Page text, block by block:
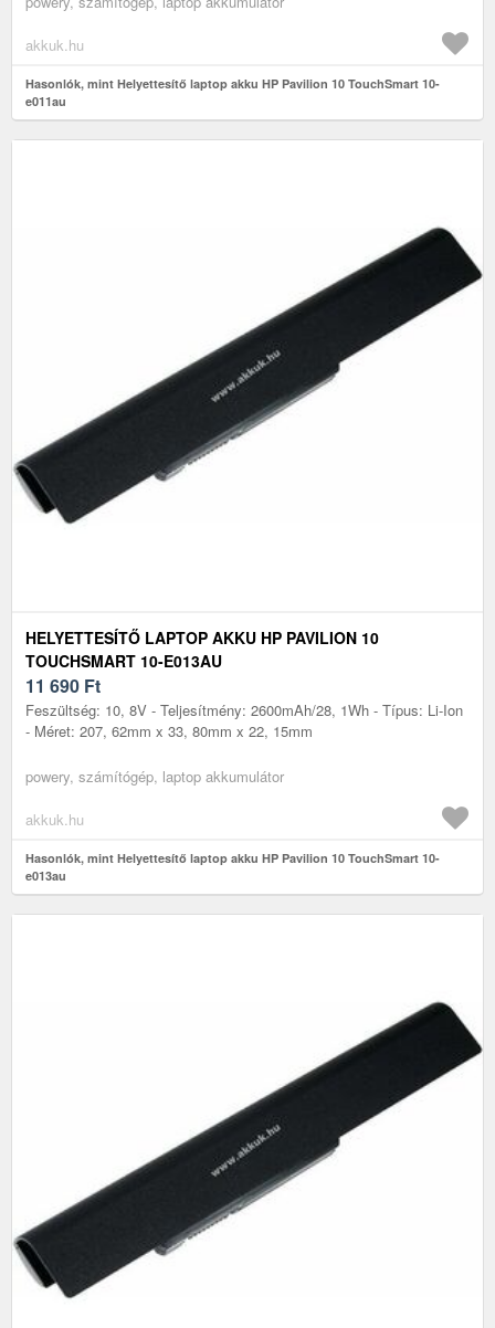
akkuk.hu
Hasonlók, mint Helyettesítő laptop akku HP Pavilion 10 TouchSmart 10-
e011au
HELYETTESÍTŐ LAPTOP AKKU HP PAVILION 10
TOUCHSMART 10-E013AU
11 690 Ft
Feszültség: 10, 8V - Teljesítmény: 2600mAh/28, 1Wh - Típus: Li-Ion
- Méret: 207, 62mm x 33, 80mm x 22, 15mm
powery, számítógép, laptop akkumulátor
akkuk.hu
Hasonlók, mint Helyettesítő laptop akku HP Pavilion 10 TouchSmart 10-
e013au